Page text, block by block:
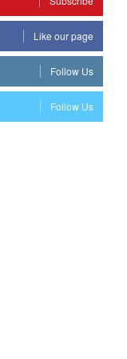
Like our page
Follow Us
Follow Us